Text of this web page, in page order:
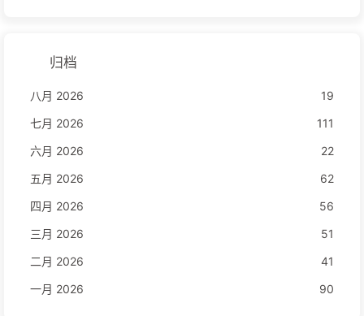
归档
八月 2026
19
七月 2026
111
六月 2026
22
五月 2026
62
四月 2026
56
三月 2026
51
二月 2026
41
一月 2026
90